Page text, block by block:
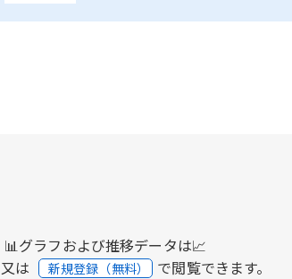
📊グラフおよび推移データは📈
又は 新規登録（無料） で閲覧できます。